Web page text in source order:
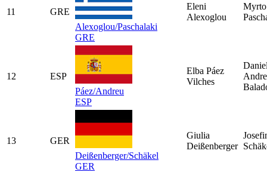
11
GRE
Alexoglou/Paschalaki
GRE
Eleni
Alexoglou
Myrto
12
ESP
Páez/Andreu
ESP
Elba Páez
Vilches
13
GER
Deißenberger/Schäkel
GER
Giulia
Deißenberger